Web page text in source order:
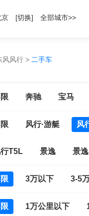
京 [切换] 全部城市>>
风风行 > 二手车
奔驰 宝马
风行·游艇 风
行T5L 景逸 景
3万以下 3-5
1万公里以下